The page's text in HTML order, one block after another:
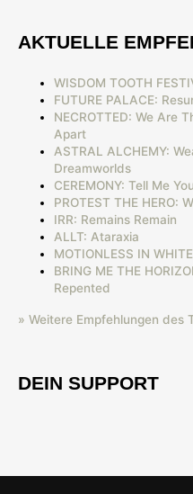
AKTUELLE
WISDOM TOOTH
FUTURE PALACE:
NECROTTED: We Are
Apart
ASTRAL ALCHEMY:
Dreamworlds
CEREMONY: Tell Me
PROTEST THE HERO:
IRR: Remains Remain
ALLT: Ataraxia
MOTIONLESS IN
BRING ME THE
Repented
» Weitere Empfehlungen des
DEIN SUPPORT